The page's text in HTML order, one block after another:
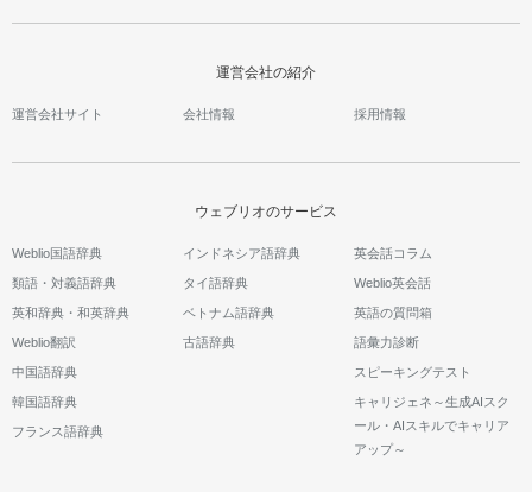
運営会社の紹介
運営会社サイト 会社情報 採用情報
ウェブリオのサービス
Weblio国語辞典
類語・対義語辞典
英和辞典・和英辞典
Weblio翻訳
中国語辞典
韓国語辞典
フランス語辞典
インドネシア語辞典
タイ語辞典
ベトナム語辞典
古語辞典
英会話コラム
Weblio英会話
英語の質問箱
語彙力診断
スピーキングテスト
キャリジェネ～生成AIスク
ール・AIスキルでキャリア
アップ～